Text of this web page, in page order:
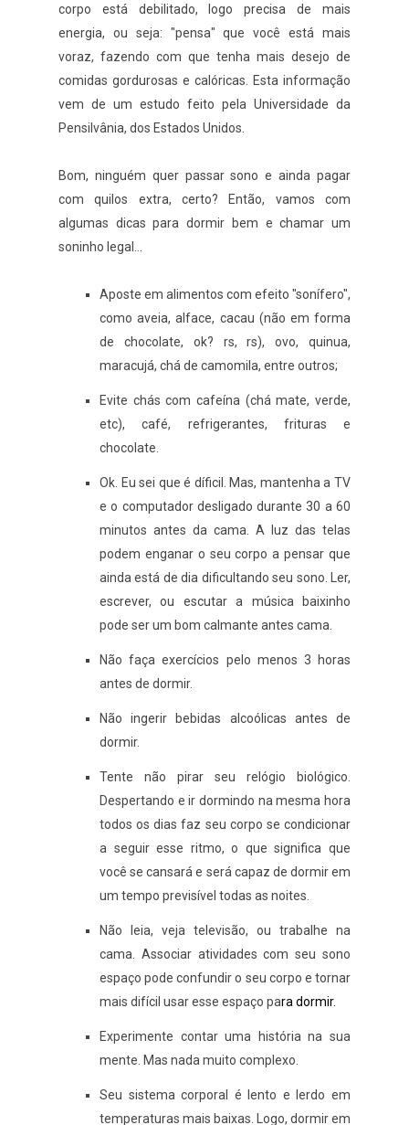
corpo está debilitado, logo precisa de mais
energia, ou seja: "pensa" que você está mais
voraz, fazendo com que tenha mais desejo de
comidas gordurosas e calóricas. Esta informação
vem de um estudo feito pela Universidade da
Pensilvânia, dos Estados Unidos.
Bom, ninguém quer passar sono e ainda pagar
com quilos extra, certo? Então, vamos com
algumas dicas para dormir bem e chamar um
soninho legal...
Aposte em alimentos com efeito "sonífero",
como aveia, alface, cacau (não em forma
de chocolate, ok? rs, rs), ovo, quinua,
maracujá, chá de camomila, entre outros;
Evite chás com cafeína (chá mate, verde,
etc), café, refrigerantes, frituras e
chocolate.
Ok. Eu sei que é díficil. Mas, mantenha a TV
e o computador desligado durante 30 a 60
minutos antes da cama. A luz das telas
podem enganar o seu corpo a pensar que
ainda está de dia dificultando seu sono. Ler,
escrever, ou escutar a música baixinho
pode ser um bom calmante antes cama.
Não faça exercícios pelo menos 3 horas
antes de dormir.
Não ingerir bebidas alcoólicas antes de
dormir.
Tente não pirar seu relógio biológico.
Despertando e ir dormindo na mesma hora
todos os dias faz seu corpo se condicionar
a seguir esse ritmo, o que significa que
você se cansará e será capaz de dormir em
um tempo previsível todas as noites.
Não leia, veja televisão, ou trabalhe na
cama. Associar atividades com seu sono
espaço pode confundir o seu corpo e tornar
mais difícil usar esse espaço para dormir.
Experimente contar uma história na sua
mente. Mas nada muito complexo.
Seu sistema corporal é lento e lerdo em
temperaturas mais baixas. Logo, dormir em